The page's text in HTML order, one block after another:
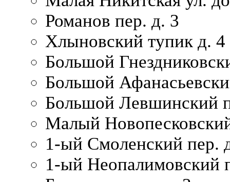
Романов пер. д. 3
Хлыновский тупик д. 4
Большой
Большой
Большой Левшинский
Малый
1-ый Смоленский пер.
1-ый Неопалимовский